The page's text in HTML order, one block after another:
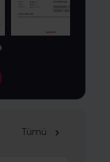
Tümü